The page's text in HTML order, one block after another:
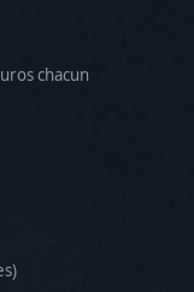
chacun